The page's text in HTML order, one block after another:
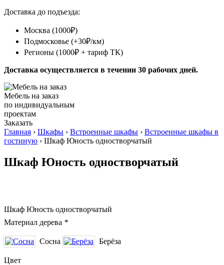
Доставка до подъезда:
Москва (1000₽)
Подмосковье (+30₽/км)
Регионы (1000₽ + тариф ТК)
Доставка осуществляется в течении 30 рабочих дней.
Мебель на заказ
по индивидуальным
проектам
Заказать
Главная › Шкафы › Встроенные шкафы › Встроенные шкафы в
гостиную › Шкаф Юность одностворчатый
Шкаф Юность одностворчатый
Шкаф Юность одностворчатый
Материал дерева *
Сосна Берёза
Цвет